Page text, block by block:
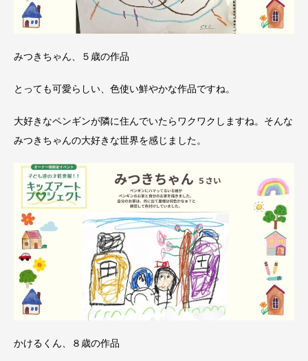
みつきちゃん、５歳の作品
とっても可愛らしい、色使い鮮やかな作品ですね。
大好きなペンギンが隣に住んでいたらワクワクしますね。そんな
みつきちゃんの大好きな世界を感じました。
かけるくん、８歳の作品